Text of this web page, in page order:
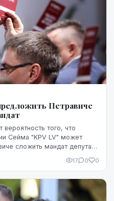
Петравиче
того, что
Сейма "KPV LV" может
сложить мандат депутата
17 0 0